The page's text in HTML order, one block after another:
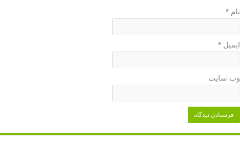
نام*
ایمیل*
وب‌ سایت